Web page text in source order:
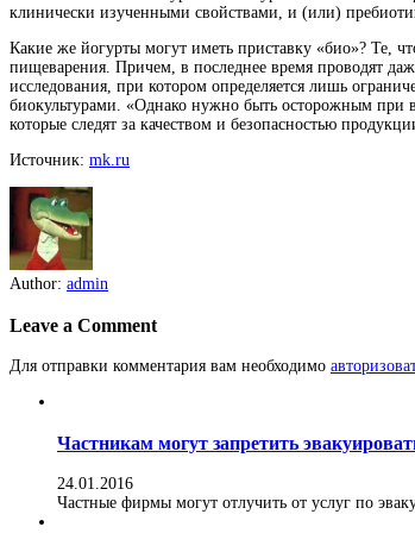
клинически изученными свойствами, и (или)
Какие же йогурты могут иметь приставку «био»? Те,
пищеварения. Причем, в последнее время проводят
исследования, при котором определяется лишь
биокультурами. «Однако нужно быть осторожным при
которые следят за качеством и безопасностью
Источник: mk.ru
Author: admin
Leave a Comment
Для отправки комментария вам необходимо
Частникам могут запретить
24.01.2016
Частные фирмы могут отлучить от услуг по